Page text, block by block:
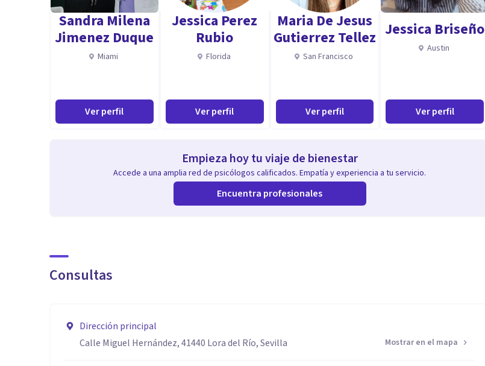
Trastornos de conducta
Resolución de problemas
Toma de decisiones
Aumentar las habilidades sociales
Sandra Milena
Jimenez Duque
Miami
Ver perfil
Jessica Perez
Rubio
Florida
Ver perfil
Maria De Jesus
Gutierrez Tellez
San Francisco
Ver perfil
Jessica Briseño
Austin
Ver perfil
Empieza hoy tu viaje de bienestar
Accede a una amplia red de psicólogos calificados. Empatía y experiencia a tu servicio.
Encuentra profesionales
Consultas
Dirección principal
Calle Miguel Hernández, 41440 Lora del Río, Sevilla
Mostrar en el mapa